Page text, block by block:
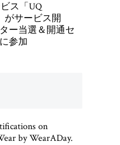
ス「UQ
がサービス開
ー当選＆開通セ
参加
on
by WearADay.